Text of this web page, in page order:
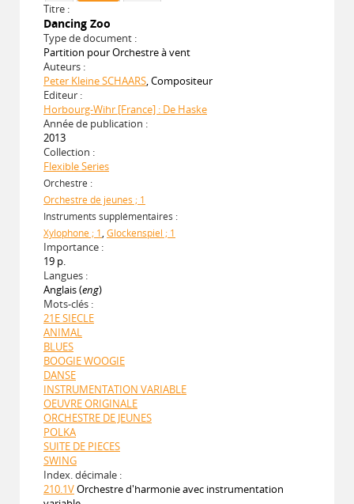
Titre :
Dancing Zoo
Type de document :
Partition pour Orchestre à vent
Auteurs :
Peter Kleine SCHAARS, Compositeur
Editeur :
Horbourg-Wihr [France] : De Haske
Année de publication :
2013
Collection :
Flexible Series
Orchestre :
Orchestre de jeunes ; 1
Instruments supplémentaires :
Xylophone ; 1, Glockenspiel ; 1
Importance :
19 p.
Langues :
Anglais (eng)
Mots-clés :
21E SIECLE
ANIMAL
BLUES
BOOGIE WOOGIE
DANSE
INSTRUMENTATION VARIABLE
OEUVRE ORIGINALE
ORCHESTRE DE JEUNES
POLKA
SUITE DE PIECES
SWING
Index. décimale :
210.1VOrchestre d'harmonie avec instrumentation